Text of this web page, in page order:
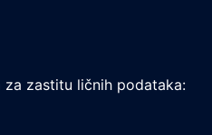
zastitu ličnih podataka: